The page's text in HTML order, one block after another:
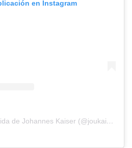
en Instagram
Una publicación compartida de Johannes Kaiser (@joukaiser)